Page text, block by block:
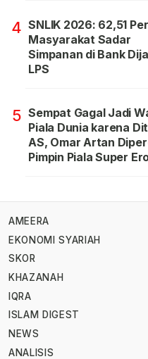
4 SNLIK 2026: 62,51
Masyarakat Sadar
Simpanan di Bank
LPS
5 Sempat Gagal Jadi
Piala Dunia karena
AS, Omar Artan
Pimpin Piala Super
AMEERA
EKONOMI SYARIAH
SKOR
KHAZANAH
IQRA
ISLAM DIGEST
NEWS
ANALISIS